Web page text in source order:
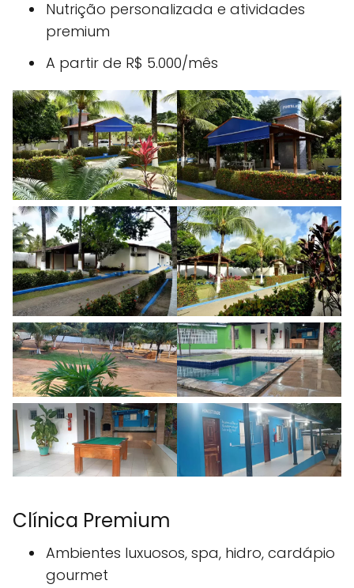
Nutrição personalizada e atividades
premium
A partir de R$ 5.000/mês
Clínica Premium
Ambientes luxuosos, spa, hidro, cardápio
gourmet